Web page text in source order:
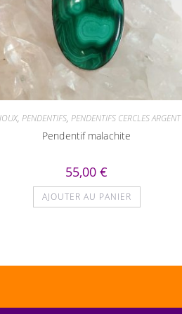
,PENDENTIFS,PENDENTIFS CERCLES ARGENT
Pendentif malachite
55,00€
AJOUTER AU PANIER